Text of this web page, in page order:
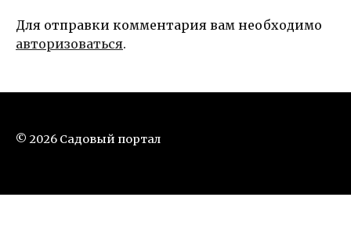
Для отправки комментария вам необходимо
авторизоваться.
© 2026 Садовый портал